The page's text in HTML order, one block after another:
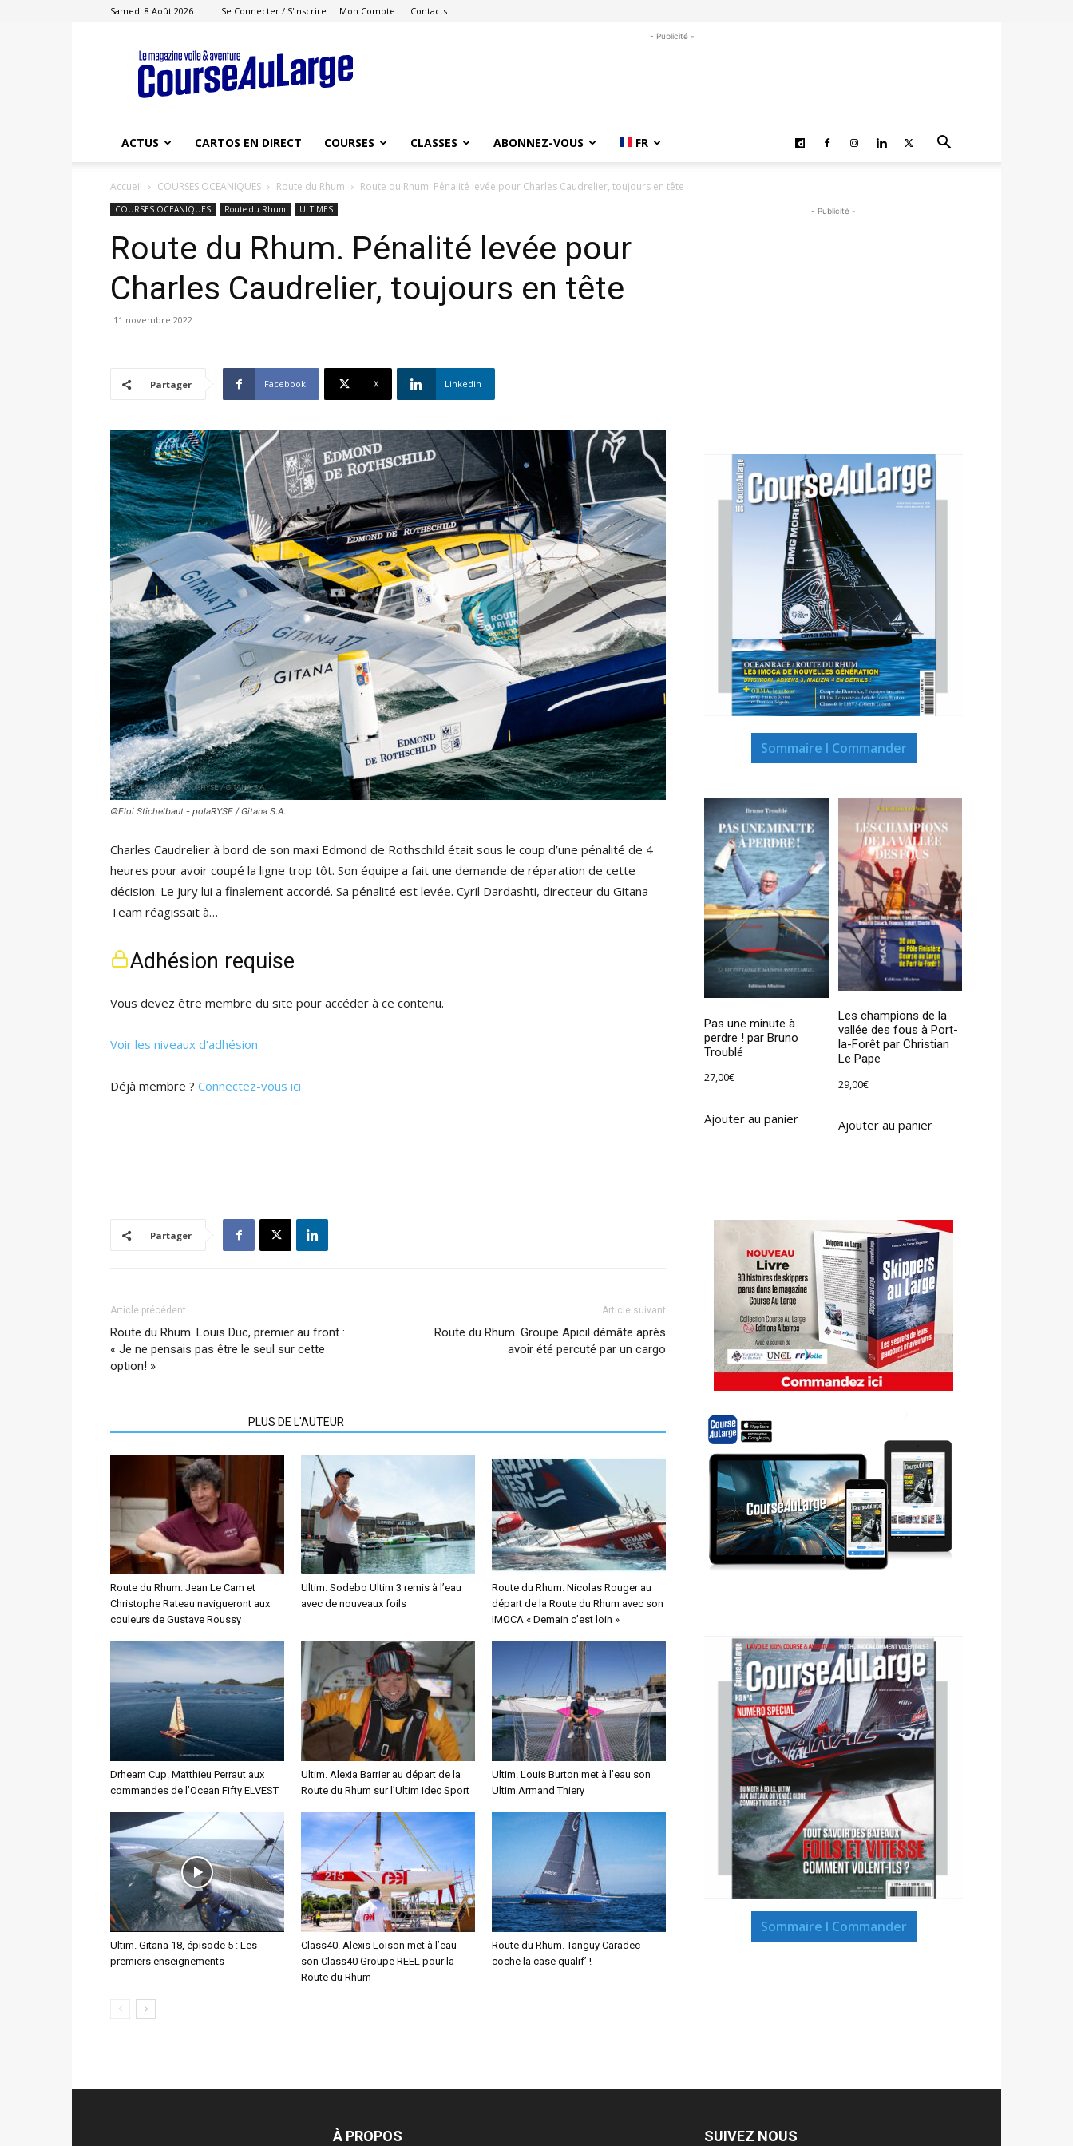
Samedi 8 Août 2026 Se Connecter / S'inscrire Mon Compte Contacts
Course
au
Large
- Publicité -
ACTUS CARTOS EN DIRECT COURSES CLASSES ABONNEZ-VOUS FR
Accueil COURSES OCEANIQUES Route du Rhum Route du Rhum. Pénalité levée pour Charles Caudrelier, toujours en tête
COURSES OCEANIQUES Route du Rhum ULTIMES
Route du Rhum. Pénalité levée pour
Charles Caudrelier, toujours en tête
11 novembre 2022
Partager Facebook X Linkedin
©Eloi Stichelbaut - polaRYSE / Gitana S.A.
Charles Caudrelier à bord de son maxi Edmond de Rothschild était sous le coup d’une pénalité de 4
heures pour avoir coupé la ligne trop tôt. Son équipe a fait une demande de réparation de cette
décision. Le jury lui a finalement accordé. Sa pénalité est levée. Cyril Dardashti, directeur du Gitana
Team réagissait à…
Adhésion requise
Vous devez être membre du site pour accéder à ce contenu.
Voir les niveaux d’adhésion
Déjà membre ? Connectez-vous ici
Partager
Article précédent
Route du Rhum. Louis Duc, premier au front :
« Je ne pensais pas être le seul sur cette
option! »
Article suivant
Route du Rhum. Groupe Apicil démâte après
avoir été percuté par un cargo
PLUS DE L'AUTEUR
Route du Rhum. Jean Le Cam et
Christophe Rateau navigueront aux
couleurs de Gustave Roussy
Ultim. Sodebo Ultim 3 remis à l’eau
avec de nouveaux foils
Route du Rhum. Nicolas Rouger au
départ de la Route du Rhum avec son
IMOCA « Demain c’est loin »
Drheam Cup. Matthieu Perraut aux
commandes de l’Ocean Fifty ELVEST
Ultim. Alexia Barrier au départ de la
Route du Rhum sur l’Ultim Idec Sport
Ultim. Louis Burton met à l’eau son
Ultim Armand Thiery
Ultim. Gitana 18, épisode 5 : Les
premiers enseignements
Class40. Alexis Loison met à l’eau
son Class40 Groupe REEL pour la
Route du Rhum
Route du Rhum. Tanguy Caradec
coche la case qualif’ !
- Publicité -
Sommaire I Commander
Pas une minute à
perdre ! par Bruno
Troublé
27,00€
Ajouter au panier
Les champions de la
vallée des fous à Port-
la-Forêt par Christian
Le Pape
29,00€
Ajouter au panier
Sommaire I Commander
À PROPOS SUIVEZ NOUS